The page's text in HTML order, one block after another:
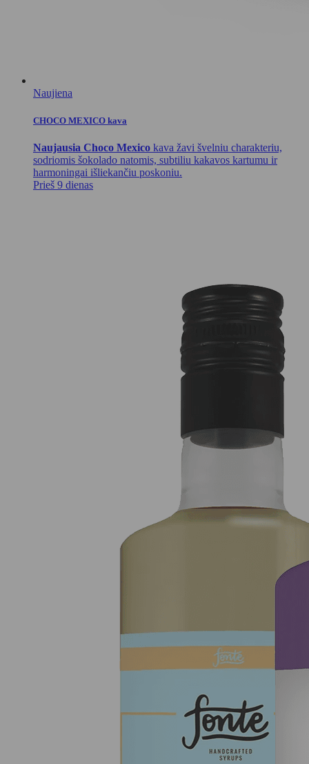
Naujiena
CHOCO MEXICO kava
Naujausia Choco Mexico kava žavi švelniu charakteriu,
sodriomis šokolado natomis, subtiliu kakavos kartumu ir
harmoningai išliekančiu poskoniu.
Prieš 9 dienas